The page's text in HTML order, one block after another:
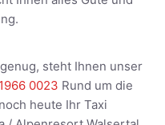
steht Ihnen unser
0023 Rund um die
heute Ihr Taxi